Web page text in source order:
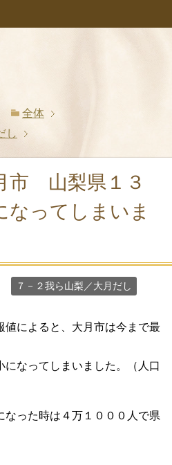
全体
し
市 山梨県１３
なってしまいま
７－２我ら山梨／大月だし
値によると、大月市は今まで最
になってしまいました。（人口
なった時は４万１０００人で県